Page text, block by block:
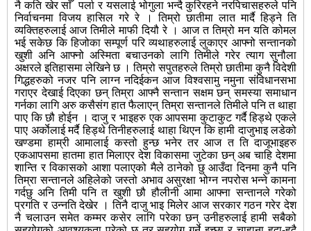
नै कति खेर साँ´ पर्ला र यसलाई भोगुला भन्दै कुरिरहने नरपिचासहरुले पनि
निर्वाचनमा विजय हासिल गरे रे । तिम्रो छातीमा लात मार्दै हिड्ने ति
व्यक्तिहरुलाई आज तिमीले माफी दियौ रे । आज त तिम्रो मन यति कोमल
भई सकेछ कि हिजोका सम्पूर्ण परि व्यथाहरुलाई लुकाएर आफ्नो सन्तानको
खुशी अनि आफ्नो अस्मिता बचाउनको लागि तिमीले गरेर त्याग सुनौला
अक्षरले इतिहासमा लेखिने छ । तिम्रो सपुतहरुले तिम्रो छातीमा कुनै विदेशी
गिद्धहरुको नजर पनि लाग्न नदिईकन आज विश्वसामु नमुना संविधानसभा
गराएर देखाई दिएका छन् तिम्रा आफ्नै सन्तान सक्षम छन् समस्या समाधान
गर्नका लागि अरु कसैसंग हात फैलाएन् तिम्रा सन्तानले तिमीले पनि त थाहा
पाए कि छौ होईन । दाजु र भाइहरु एक आपसमा कुटाकुट गर्दै हिड्थे एकले
पाए अर्काेलाई मर्दै हिड्थे तिनीहरुलाई थाहा थिएन कि हामी दाजुभाइ लडेको
खण्डमा हाम्री आमालाई कस्तो हुन्छ भनेर तर आज त ति दाजूभाइहरु
एकआपसमा हातमा हात मिलाएर देश विकासमा जुटेका छन् अब चाहि देशमा
शान्ति र विकासको आशा पलाएको मैले ठानेको छु आउँदा दिनमा कुनै पनि
तिम्रा सन्तानले अहिलेको जस्तो अभाव असुरक्षा भोग्न नपरोस भन्ने कामना
गर्दछु अनि तिमी पनि त खुशी छौ हौलीनी आमा आफ्ना सन्तानले गरेको
प्रगति र उन्नति देखेर । तिनै दाजु भाइ मिलेर आज सरकार गठन गरेर देश
नै चलाउन समेत कम्मर कसेर लागि परेका छन् उनीहरुलाई हामी सबैको